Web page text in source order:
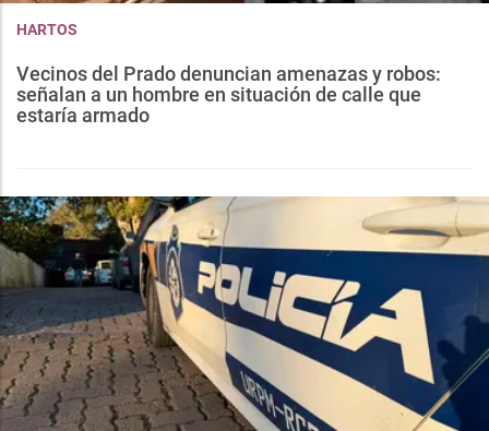
HARTOS
Vecinos del Prado denuncian amenazas y robos:
señalan a un hombre en situación de calle que
estaría armado